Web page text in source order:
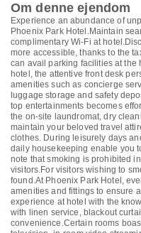
Om denne ejendom
Experience an abundance of
Phoenix Park Hotel.Maintain
complimentary Wi-Fi at
more accessible, thanks to the
can avail parking facilities at the
hotel, the attentive front desk
amenities such as concierge
luggage storage and safety
top entertainments becomes
the on-site laundromat, dry
maintain your beloved travel
clothes. During leisurely days
daily housekeeping enable you
note that smoking is prohibited
visitors.For visitors wishing to
found.At Phoenix Park Hotel,
amenities and fittings to ensure
experience at hotel with the
with linen service, blackout
convenience.Certain rooms